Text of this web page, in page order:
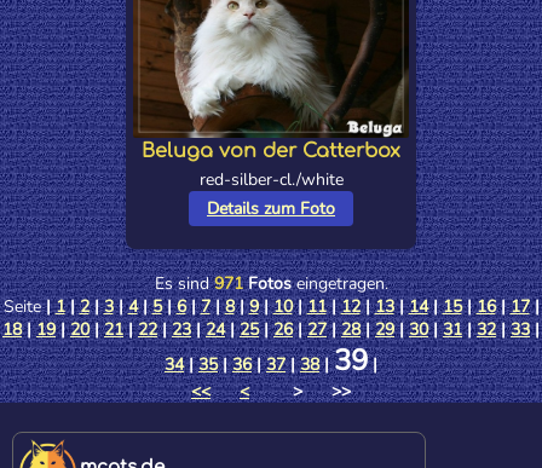
Beluga von der Catterbox
red-silber-cl./white
Details zum Foto
Es sind971Fotoseingetragen.
Seite|1|2|3|4|5|6|7|8|9|10|11|12|13|14|15|16|17|
18|19|20|21|22|23|24|25|26|27|28|29|30|31|32|33|
34|35|36|37|38|39|
<<
<> >>